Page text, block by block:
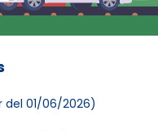
del 01/06/2026)